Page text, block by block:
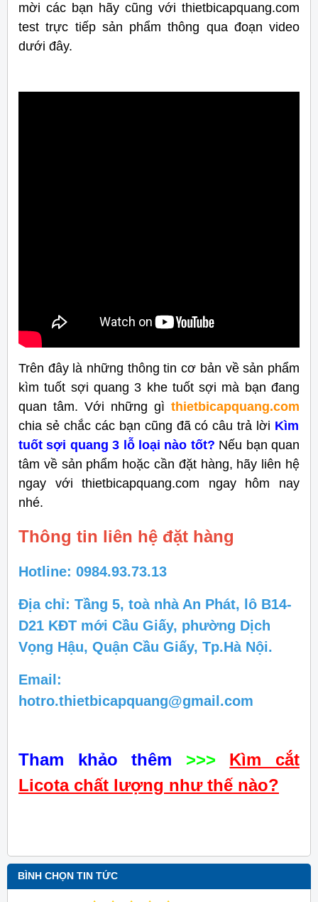
mời các bạn hãy cũng với thietbicapquang.com
test trực tiếp sản phẩm thông qua đoạn video
dưới đây.
Trên đây là những thông tin cơ bản về sản phẩm
kìm tuốt sợi quang 3 khe tuốt sợi mà bạn đang
quan tâm. Với những gì thietbicapquang.com
chia sẻ chắc các bạn cũng đã có câu trả lời Kìm
tuốt sợi quang 3 lỗ loại nào tốt? Nếu bạn quan
tâm về sản phẩm hoặc cần đặt hàng, hãy liên hệ
ngay với thietbicapquang.com ngay hôm nay
nhé.
Thông tin liên hệ đặt hàng
Hotline: 0984.93.73.13
Địa chỉ: Tầng 5, toà nhà An Phát, lô B14-
D21 KĐT mới Cầu Giấy, phường Dịch
Vọng Hậu, Quận Cầu Giấy, Tp.Hà Nội.
Email:
hotro.thietbicapquang@gmail.com
Tham khảo thêm >>> Kìm cắt
Licota chất lượng như thế nào?
BÌNH CHỌN TIN TỨC